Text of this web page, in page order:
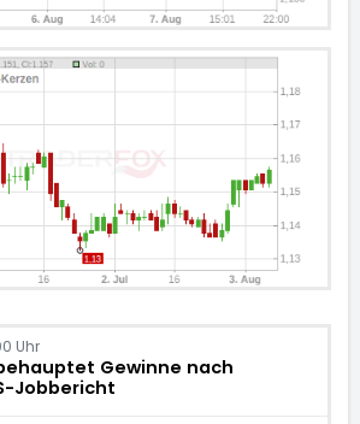
Uhr
Gewinne nach
Jobbericht